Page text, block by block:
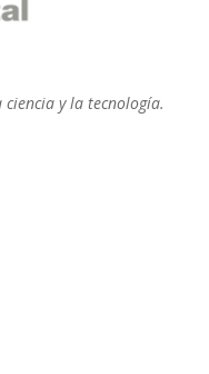
y la tecnología.